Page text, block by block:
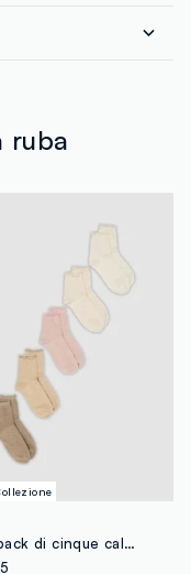
gratuito.
ruba
Multipack di cinque calzini multicolor in misto cotone organico